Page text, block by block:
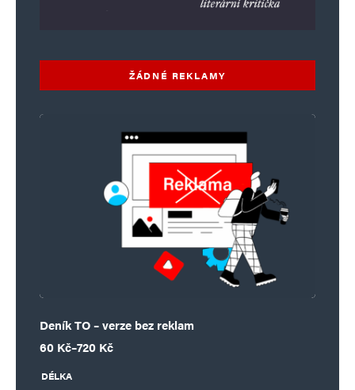
ŽÁDNÉ REKLAMY
Deník TO – verze bez reklam
60 Kč–720 Kč
Rozpětí cen: 60 Kč až 720 Kč
DÉLKA